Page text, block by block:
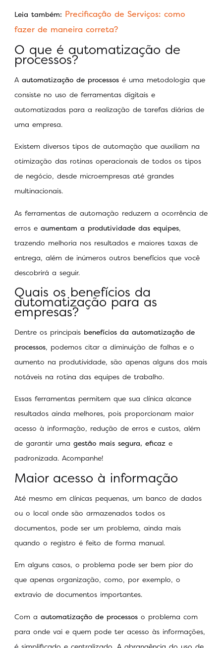
Leia também: Precificação de Serviços: como
fazer de maneira correta?
O que é automatização de
processos?
A automatização de processos é uma metodologia que
consiste no uso de ferramentas digitais e
automatizadas para a realização de tarefas diárias de
uma empresa.
Existem diversos tipos de automação que auxiliam na
otimização das rotinas operacionais de todos os tipos
de negócio, desde microempresas até grandes
multinacionais.
As ferramentas de automação reduzem a ocorrência de
erros e aumentam a produtividade das equipes,
trazendo melhoria nos resultados e maiores taxas de
entrega, além de inúmeros outros benefícios que você
descobrirá a seguir.
Quais os benefícios da
automatização para as
empresas?
Dentre os principais benefícios da automatização de
processos, podemos citar a diminuição de falhas e o
aumento na produtividade, são apenas alguns dos mais
notáveis na rotina das equipes de trabalho.
Essas ferramentas permitem que sua clínica alcance
resultados ainda melhores, pois proporcionam maior
acesso à informação, redução de erros e custos, além
de garantir uma gestão mais segura, eficaz e
padronizada. Acompanhe!
Maior acesso à informação
Até mesmo em clínicas pequenas, um banco de dados
ou o local onde são armazenados todos os
documentos, pode ser um problema, ainda mais
quando o registro é feito de forma manual.
Em alguns casos, o problema pode ser bem pior do
que apenas organização, como, por exemplo, o
extravio de documentos importantes.
Com a automatização de processos o problema com
para onde vai e quem pode ter acesso às informações,
é simplificado e centralizado. A abrangência do uso de